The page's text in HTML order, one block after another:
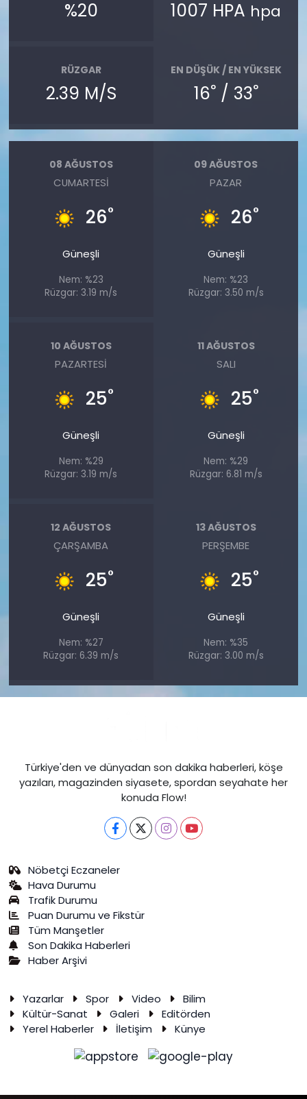
%20 1007 HPA hpa
RÜZGAR
2.39 M/S
EN DÜŞÜK / EN YÜKSEK
16°/ 33°
08 AĞUSTOS
CUMARTESI
26°
Güneşli
Nem: %23
Rüzgar: 3.19 m/s
09 AĞUSTOS
PAZAR
26°
Güneşli
Nem: %23
Rüzgar: 3.50 m/s
10 AĞUSTOS
PAZARTESI
25°
Güneşli
Nem: %29
Rüzgar: 3.19 m/s
11 AĞUSTOS
SALI
25°
Güneşli
Nem: %29
Rüzgar: 6.81 m/s
12 AĞUSTOS
ÇARŞAMBA
25°
Güneşli
Nem: %27
Rüzgar: 6.39 m/s
13 AĞUSTOS
PERŞEMBE
25°
Güneşli
Nem: %35
Rüzgar: 3.00 m/s
Türkiye'den ve dünyadan son dakika haberleri, köşe
yazıları, magazinden siyasete, spordan seyahate her
konuda Flow!
Nöbetçi Eczaneler
Hava Durumu
Trafik Durumu
Puan Durumu ve Fikstür
Tüm Manşetler
Son Dakika Haberleri
Haber Arşivi
Yazarlar Spor Video
Bilim
Kültür-Sanat
Galeri
Editörden
Yerel Haberler
İletişim Künye